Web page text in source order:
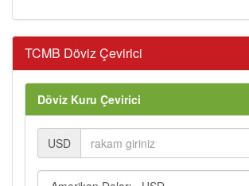
TCMB Döviz Çevirici
Döviz Kuru Çevirici
USD